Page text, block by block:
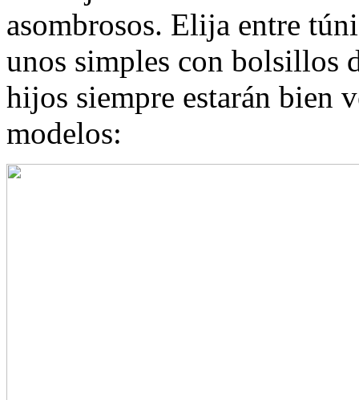
asombrosos. Elija entre
unos simples con bolsillos
hijos siempre estarán bien
modelos: